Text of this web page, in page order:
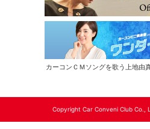
カーコンＣＭソングを歌う上地由
Copyright Car Conveni Club Co.,